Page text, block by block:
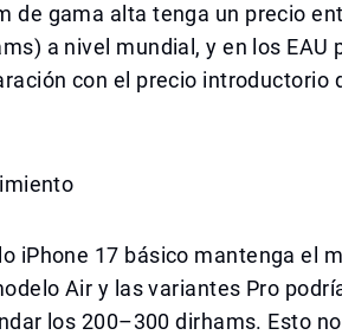
de gama alta tenga un precio
a nivel mundial, y en los EAU
con el precio introductorio
iPhone 17 básico mantenga el
Air y las variantes Pro
los 200–300 dirhams. Esto